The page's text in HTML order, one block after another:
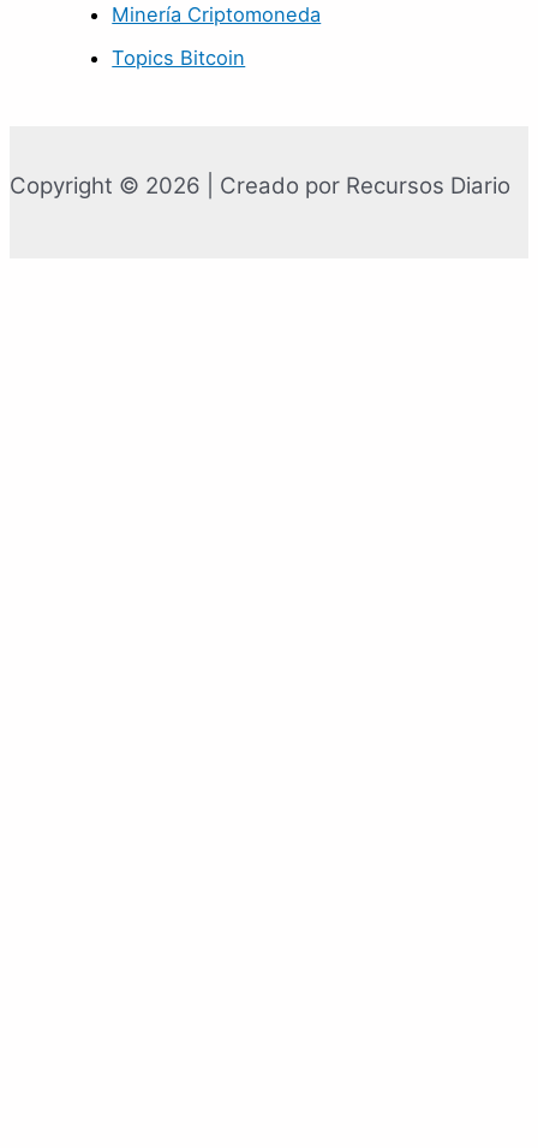
Minería Criptomoneda
Topics Bitcoin
Copyright © 2026 | Creado por Recursos Diario